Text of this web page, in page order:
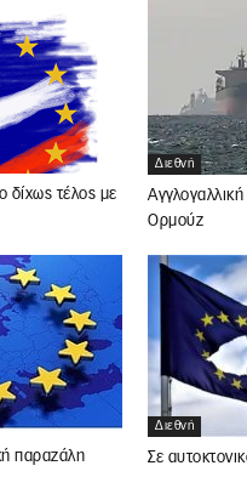
δίχως τέλος με
Διεθνή
Ορμούζ
παραζάλη
Διεθνή
Σε